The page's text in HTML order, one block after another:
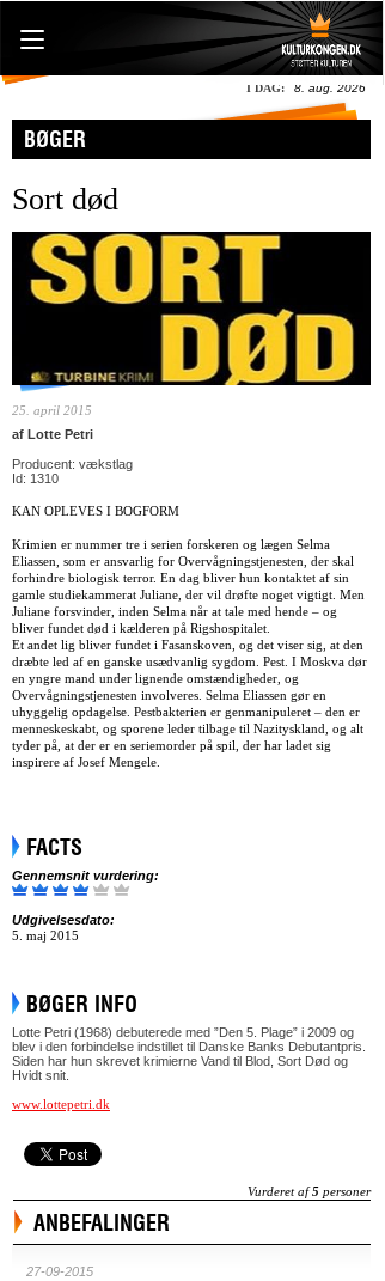
I DAG: 8. aug. 2026
BØGER
Sort død
25. april 2015
af Lotte Petri
Producent: vækstlag
Id: 1310
KAN OPLEVES I BOGFORM
Krimien er nummer tre i serien forskeren og lægen Selma
Eliassen, som er ansvarlig for Overvågningstjenesten, der skal
forhindre biologisk terror. En dag bliver hun kontaktet af sin
gamle studiekammerat Juliane, der vil drøfte noget vigtigt. Men
Juliane forsvinder, inden Selma når at tale med hende – og
bliver fundet død i kælderen på Rigshospitalet.
Et andet lig bliver fundet i Fasanskoven, og det viser sig, at den
dræbte led af en ganske usædvanlig sygdom. Pest. I Moskva dør
en yngre mand under lignende omstændigheder, og
Overvågningstjenesten involveres. Selma Eliassen gør en
uhyggelig opdagelse. Pestbakterien er genmanipuleret – den er
menneskeskabt, og sporene leder tilbage til Nazityskland, og alt
tyder på, at der er en seriemorder på spil, der har ladet sig
inspirere af Josef Mengele.
FACTS
Gennemsnit vurdering:
Udgivelsesdato:
5. maj 2015
BØGER INFO
Lotte Petri (1968) debuterede med ”Den 5. Plage” i 2009 og
blev i den forbindelse indstillet til Danske Banks Debutantpris.
Siden har hun skrevet krimierne Vand til Blod, Sort Død og
Hvidt snit.
www.lottepetri.dk
Vurderet af5 personer
ANBEFALINGER
27-09-2015